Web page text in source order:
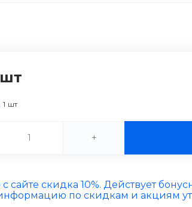
шт
1 шт
+
сайте скидка 10%. Действует
по скидкам и акциям